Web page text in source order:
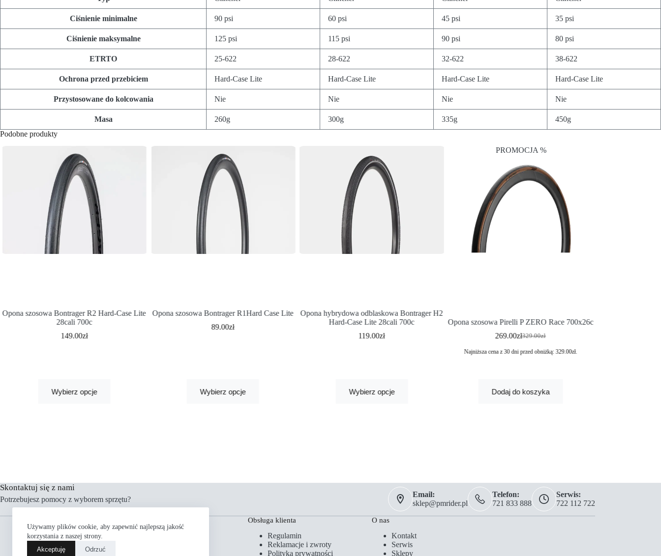
Używamy plików cookie, aby zapewnić najlepszą jakość
korzystania z naszej strony.
Akceptuję
Odrzuć
Ciśnienie minimalne 90 psi 60 psi 45 psi 35 psi
Ciśnienie maksymalne 125 psi 115 psi 90 psi 80 psi
ETRTO 25-622 28-622 32-622 38-622
Ochrona przed przebiciem Hard-Case Lite Hard-Case Lite Hard-Case Lite Hard-Case Lite
Przystosowane do kolcowania Nie Nie Nie Nie
Masa 260g 300g 335g
450g
Podobne produkty
Opona szosowa Bontrager R2 Hard-Case Lite
28cali 700c
149.00zł
Wybierz opcje
Opona szosowa Bontrager R1Hard Case Lite
89.00zł
Wybierz opcje
Opona hybrydowa odblaskowa Bontrager H2
Hard-Case Lite 28cali 700c
119.00zł
Wybierz opcje
PROMOCJA %
Opona szosowa Pirelli P ZERO Race 700x26c
329.00zł
269.00zł
Najniższa cena z 30 dni przed obniżką:329.00zł.
Dodaj do koszyka
Skontaktuj się z nami
Potrzebujesz pomocy z wyborem sprzętu?
Email:
sklep@pmrider.pl
Telefon:
721 833 888
Serwis:
722 112 722
Obsługa klienta
Regulamin
Reklamacje i zwroty
Polityka prywatności
O nas
Kontakt
Serwis
Sklepy